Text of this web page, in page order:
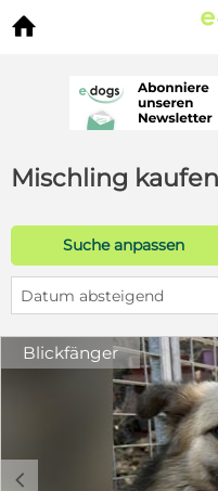

Mischling
Suche anpassen
Datum absteigend
Blickfänger
c